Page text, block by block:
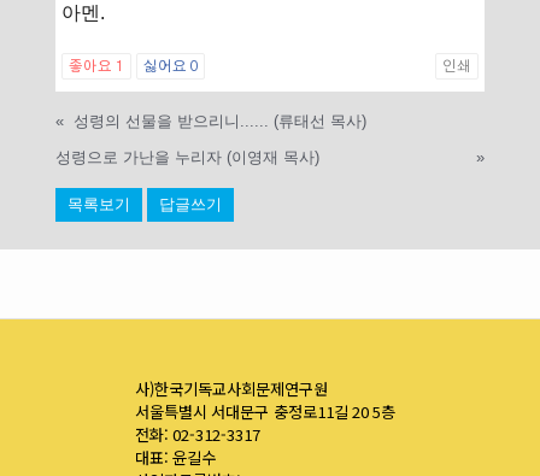
아멘.
좋아요 1 싫어요 0 인쇄
« 성령의 선물을 받으리니...... (류태선 목사)
성령으로 가난을 누리자 (이영재 목사)
»
목록보기 답글쓰기
사)한국기독교사회문제연구원
서울특별시 서대문구 충정로11길 20 5층
전화: 02-312-3317
대표: 윤길수